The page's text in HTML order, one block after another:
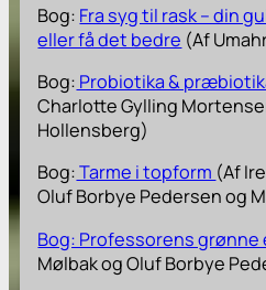
Bog: Fra syg til rask – din
eller få det bedre (Af
Bog: Probiotika &
Charlotte Gylling
Hollensberg)
Bog:Tarme i topform (Af
Oluf Borbye Pedersen og
Bog: Professorens grønne
Mølbak og Oluf Borbye